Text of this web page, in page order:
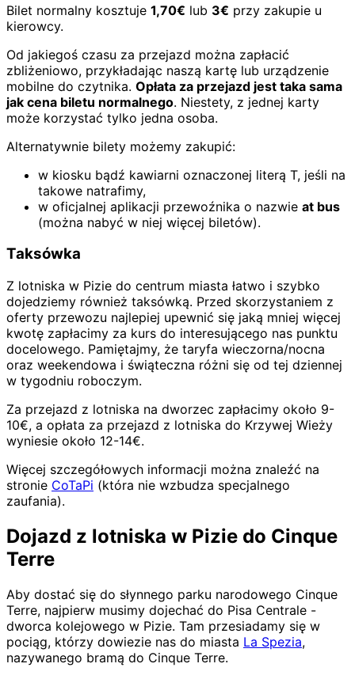
Bilet normalny kosztuje 1,70€ lub 3€ przy zakupie u
kierowcy.
Od jakiegoś czasu za przejazd można zapłacić
zbliżeniowo, przykładając naszą kartę lub urządzenie
mobilne do czytnika. Opłata za przejazd jest taka sama
jak cena biletu normalnego. Niestety, z jednej karty
może korzystać tylko jedna osoba.
Alternatywnie bilety możemy zakupić:
w kiosku bądź kawiarni oznaczonej literą T, jeśli na
takowe natrafimy,
w oficjalnej aplikacji przewoźnika o nazwie at bus
(można nabyć w niej więcej biletów).
Taksówka
Z lotniska w Pizie do centrum miasta łatwo i szybko
dojedziemy również taksówką. Przed skorzystaniem z
oferty przewozu najlepiej upewnić się jaką mniej więcej
kwotę zapłacimy za kurs do interesującego nas punktu
docelowego. Pamiętajmy, że taryfa wieczorna/nocna
oraz weekendowa i świąteczna różni się od tej dziennej
w tygodniu roboczym.
Za przejazd z lotniska na dworzec zapłacimy około 9-
10€, a opłata za przejazd z lotniska do Krzywej Wieży
wyniesie około 12-14€.
Więcej szczegółowych informacji można znaleźć na
stronie CoTaPi (która nie wzbudza specjalnego
zaufania).
Dojazd z lotniska w Pizie do Cinque
Terre
Aby dostać się do słynnego parku narodowego Cinque
Terre, najpierw musimy dojechać do Pisa Centrale -
dworca kolejowego w Pizie. Tam przesiadamy się w
pociąg, którzy dowiezie nas do miasta La Spezia,
nazywanego bramą do Cinque Terre.